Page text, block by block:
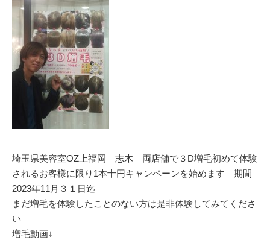
埼玉県美容室OZ上福岡 志木 両店舗で３D増毛初めて体験
されるお客様に限り1本十円キャンペーンを始めます 期間
2023年11月３１日迄
まだ増毛を体験したことのない方は是非体験してみてくださ
い
増毛動画↓